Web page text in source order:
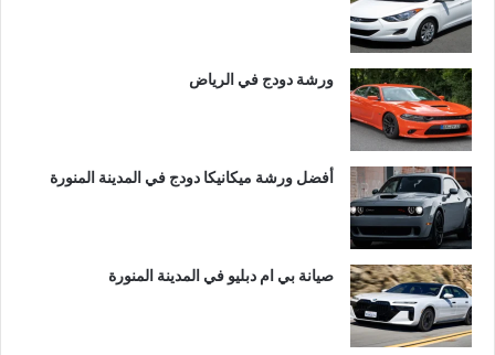
ورشة دودج في الرياض
أفضل ورشة ميكانيكا دودج في المدينة المنورة
صيانة بي ام دبليو في المدينة المنورة